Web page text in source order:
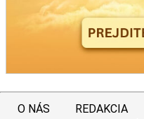
O NÁS REDAKCIA